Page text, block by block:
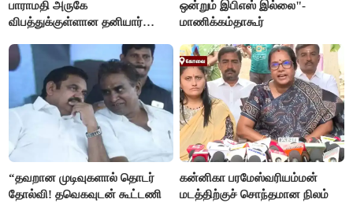
பாராமதி அருகே
விபத்துக்குள்ளான தனியார்
ஒன்றும் இபிஎஸ் இல்லை"-
மாணிக்கம்தாகூர்
“தவறான முடிவுகளால் தொடர்
தோல்வி! தவெகவுடன் கூட்டணி
கன்னிகா பரமேஸ்வரியம்மன்
மடத்திற்குச் சொந்தமான நிலம்